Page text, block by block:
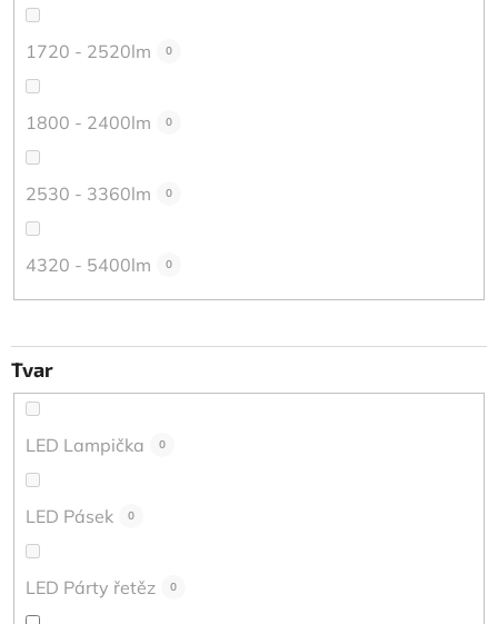
1720 - 2520lm 0
1800 - 2400lm 0
2530 - 3360lm 0
4320 - 5400lm 0
Tvar
LED Lampička 0
LED Pásek 0
LED Párty řetěz 0